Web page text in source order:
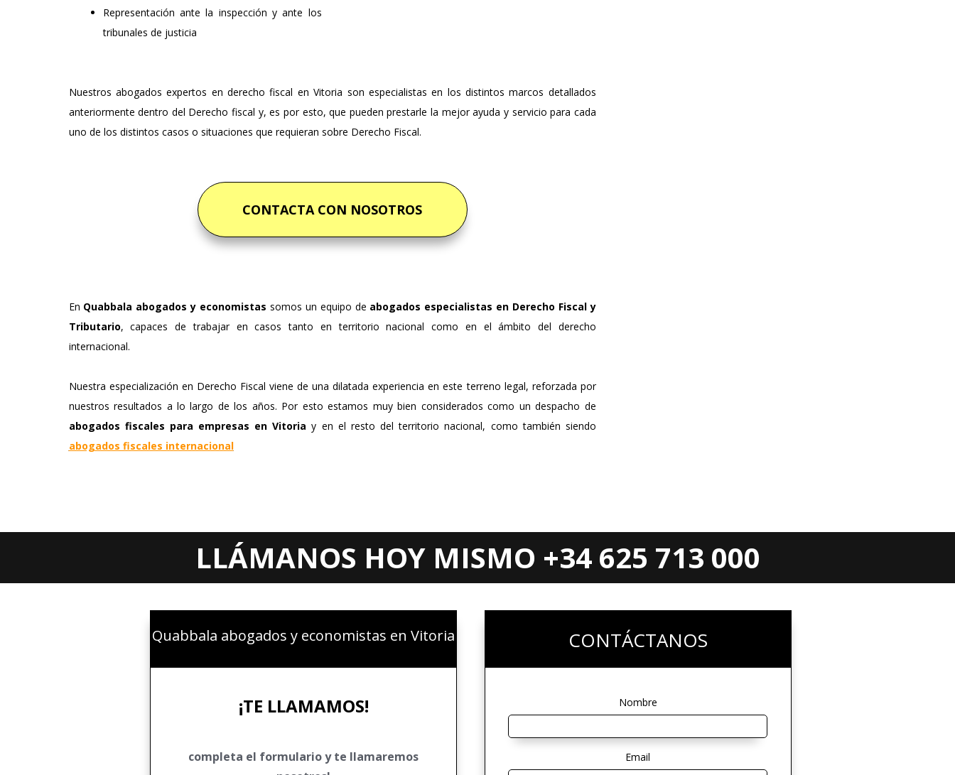
Representación ante la inspección y ante los
tribunales de justicia
Nuestros abogados expertos en derecho fiscal en Vitoria son especialistas en los distintos marcos detallados
anteriormente dentro del Derecho fiscal y, es por esto, que pueden prestarle la mejor ayuda y servicio para cada
uno de los distintos casos o situaciones que requieran sobre Derecho Fiscal.
CONTACTA CON NOSOTROS
En Quabbala abogados y economistas somos un equipo de abogados especialistas en Derecho Fiscal y
Tributario, capaces de trabajar en casos tanto en territorio nacional como en el ámbito del derecho
internacional.
Nuestra especialización en Derecho Fiscal viene de una dilatada experiencia en este terreno legal, reforzada por
nuestros resultados a lo largo de los años. Por esto estamos muy bien considerados como un despacho de
abogados fiscales para empresas en Vitoriay en el resto del territorio nacional, como también siendo
abogados fiscales internacional
LLÁMANOS HOY MISMO +34 625 713 000
Quabbala abogados y economistas en Vitoria
¡TE LLAMAMOS!
completa el formulario y te llamaremos
CONTÁCTANOS
Nombre
Email